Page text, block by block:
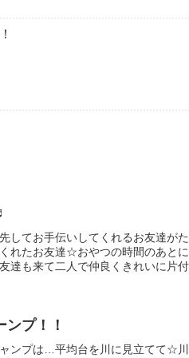
してお手伝いしてくれるお友達が
れたお友達☆おやつの時間のあと
達も来て二人で仲良くきれいに片
ンプ！！
ンプは…平均台を川に見立てて☆